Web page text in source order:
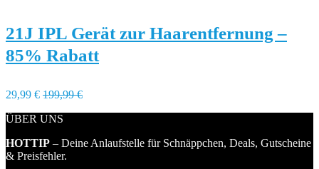
21J IPL Gerät zur Haarentfernung –
85% Rabatt
29,99 € 199,99 €
ÜBER UNS
HOTTIP – Deine Anlaufstelle für Schnäppchen, Deals, Gutscheine
& Preisfehler.